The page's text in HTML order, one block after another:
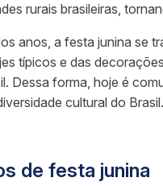
rurais brasileiras,
anos, a festa junina se
típicos e das
Dessa forma, hoje é
cultural do Brasil.
de festa junina